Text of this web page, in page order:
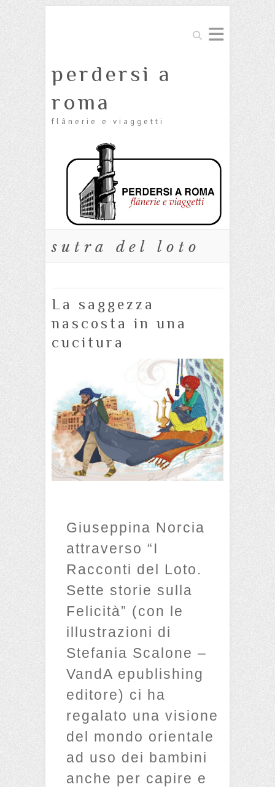
Cerca
perdersi a
roma
flânerie e viaggetti
sutra del loto
La saggezza
nascosta in una
cucitura
Giuseppina Norcia
attraverso “I
Racconti del Loto.
Sette storie sulla
Felicità” (con le
illustrazioni di
Stefania Scalone –
VandA epublishing
editore) ci ha
regalato una visione
del mondo orientale
ad uso dei bambini
anche per capire e